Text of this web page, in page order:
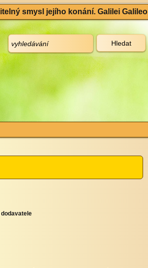
smysl jejího konání. Galilei Galileo